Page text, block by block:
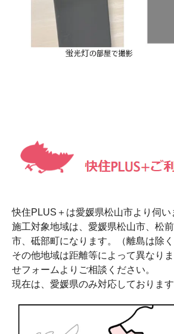
快住PLUS＋は愛媛県松山市より伺い
施工対象地域は、愛媛県松山市、松
市、砥部町になります。（離島は除く
その他地域は距離等によって異なり
せフォームよりご相談ください。
現在は、愛媛県のみ対応しております